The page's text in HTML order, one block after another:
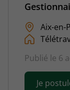
Aix-en-
Publié le 6
Je